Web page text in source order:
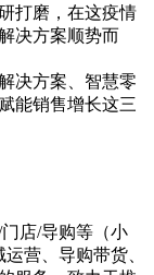
打磨，在这疫情
决方案顺势而
决方案、智慧零
能销售增长这三
店/导购等（小
营、导购带货、